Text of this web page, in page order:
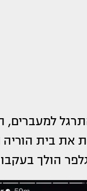
למעברים,
את בית הוריה
הולך